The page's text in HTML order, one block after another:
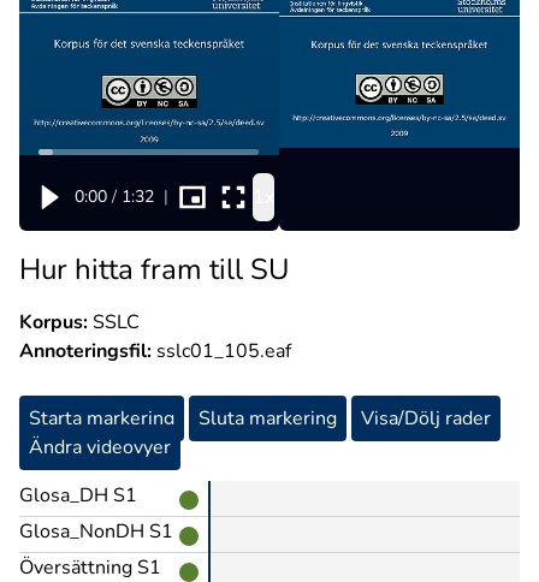
0:00 / 1:32 |
Hur hitta fram till SU
Korpus:SSLC
Annoteringsfil: sslc01_105.eaf
Starta markering Sluta markering
Visa/Dölj rader
Ändra videovyer
Glosa_DH S1
Glosa_NonDH S1
Översättning S1